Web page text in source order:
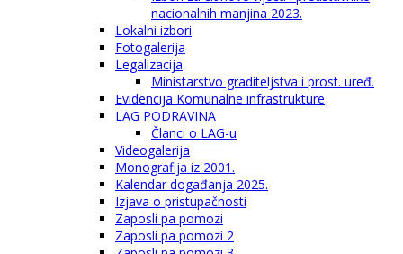
nacionalnih manjina 2023.
Lokalni izbori
Fotogalerija
Legalizacija
Ministarstvo graditeljstva i prost. uređ.
Evidencija Komunalne infrastrukture
LAG PODRAVINA
Članci o LAG-u
Videogalerija
Monografija iz 2001.
Kalendar događanja 2025.
Izjava o pristupačnosti
Zaposli pa pomozi
Zaposli pa pomozi 2